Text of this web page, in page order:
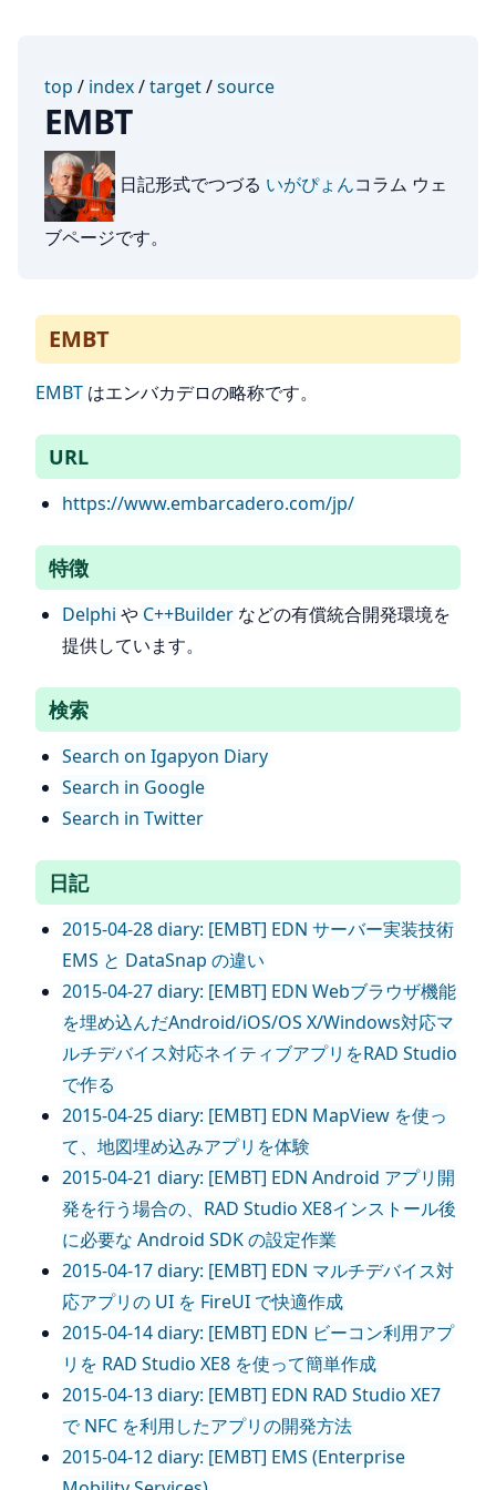
top / index/target/source
EMBT
日記形式でつづる いがぴょんコラム ウェ
ブページです。
EMBT
EMBT はエンバカデロの略称です。
URL
https://www.embarcadero.com/jp/
特徴
Delphi や C++Builder などの有償統合開発環境を
提供しています。
検索
Search on Igapyon Diary
Search in Google
Search in Twitter
日記
2015-04-28 diary: [EMBT] EDN サーバー実装技術
EMS と DataSnap の違い
2015-04-27 diary: [EMBT] EDN Webブラウザ機能
を埋め込んだAndroid/iOS/OS X/Windows対応マ
ルチデバイス対応ネイティブアプリをRAD Studio
で作る
2015-04-25 diary: [EMBT] EDN MapView を使っ
て、地図埋め込みアプリを体験
2015-04-21 diary: [EMBT] EDN Android アプリ開
発を行う場合の、RAD Studio XE8インストール後
に必要な Android SDK の設定作業
2015-04-17 diary: [EMBT] EDN マルチデバイス対
応アプリの UI を FireUI で快適作成
2015-04-14 diary: [EMBT] EDN ビーコン利用アプ
リを RAD Studio XE8 を使って簡単作成
2015-04-13 diary: [EMBT] EDN RAD Studio XE7
で NFC を利用したアプリの開発方法
2015-04-12 diary: [EMBT] EMS (Enterprise